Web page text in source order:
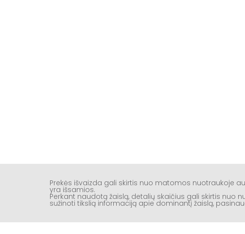
Prekės išvaizda gali skirtis nuo matomos nuotraukoje
yra išsamios.
Perkant naudotą žaislą, detalių skaičius gali skirtis
sužinoti tikslią informaciją apie dominantį žaislą,